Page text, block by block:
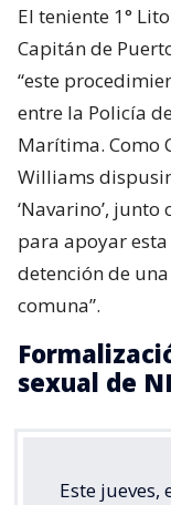
El teniente 1°
Capitán de
“este
entre la Policía
Marítima. Como
Williams
‘Navarino’,
para apoyar
detención de
comuna”.
sexual de
Este